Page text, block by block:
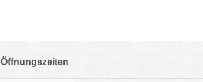
Öffnungszeiten